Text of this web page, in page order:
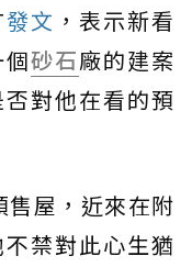
發文 ，表示新看
個砂石廠的建案
對他在看的預
售屋，近來在附
禁對此心生猶